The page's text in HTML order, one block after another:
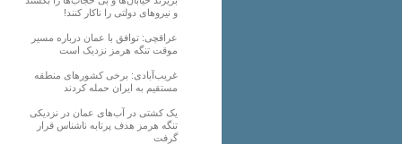
و نیرو‌های دولتی را ناکار کنند!
عراقچی: توافق با عمان درباره مسیر
موقت تنگه هرمز نزدیک است
غریب‌آبادی: برخی کشورهای منطقه
مستقیم به ایران حمله کردند
یک کشتی در آب‌های عمان در نزدیکی
تنگه هرمز هدف پرتابه ناشناس قرار
گرفت